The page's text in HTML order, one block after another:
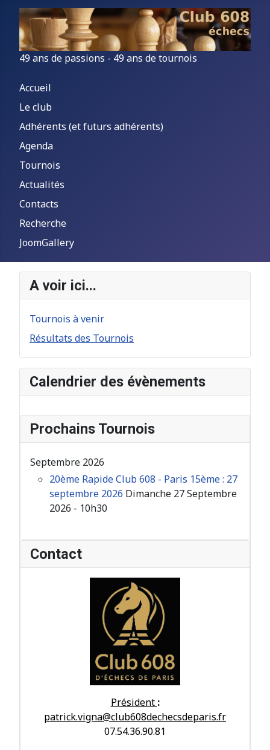
49 ans de passions - 49 ans de tournois
Accueil
Le club
Adhérents (et futurs adhérents)
Agenda
Tournois
Actualités
Contacts
Recherche
JoomGallery
A voir ici...
Tournois à venir
Résultats des Tournois
Calendrier des évènements
Prochains Tournois
Septembre 2026
20ème Rapide Club 608 - Paris 15ème : 27
septembre 2026 Dimanche 27 Septembre
2026 - 10h30
Contact
Président :
patrick.vigna@club608dechecsdeparis.fr
07.54.36.90.81